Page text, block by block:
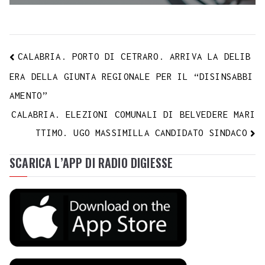
CALABRIA. PORTO DI CETRARO. ARRIVA LA DELIB
ERA DELLA GIUNTA REGIONALE PER IL “DISINSABBI
AMENTO”
CALABRIA. ELEZIONI COMUNALI DI BELVEDERE MARI
TTIMO. UGO MASSIMILLA CANDIDATO SINDACO
SCARICA L’APP DI RADIO DIGIESSE